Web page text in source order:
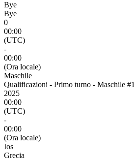
Bye
Bye
0
00:00
(UTC)
-
00:00
(Ora locale)
Maschile
Qualificazioni - Primo turno - Maschile #1
2025
00:00
(UTC)
-
00:00
(Ora locale)
Ios
Grecia